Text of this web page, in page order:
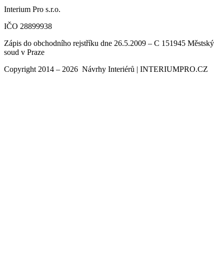
Interium Pro s.r.o.
IČO 28899938
Zápis do obchodního rejstříku dne 26.5.2009 – C 151945 Městský
soud v Praze
Copyright 2014 – 2026 Návrhy Interiérů | INTERIUMPRO.CZ